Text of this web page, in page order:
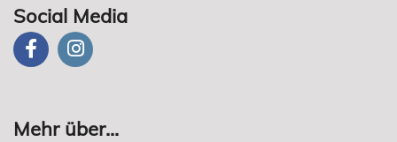
Social Media
Mehr über...